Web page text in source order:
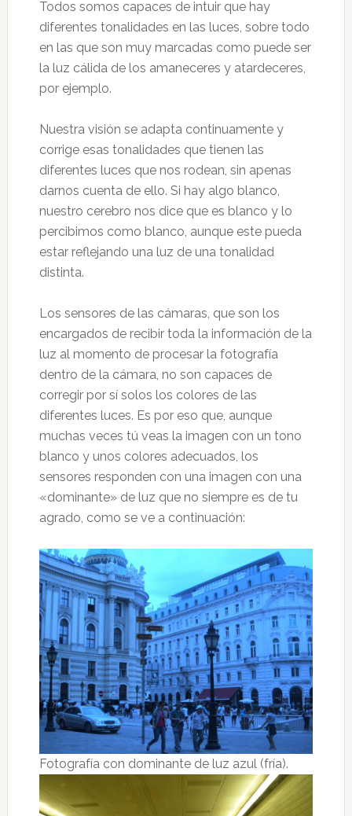
Todos somos capaces de intuir que hay
diferentes tonalidades en las luces, sobre todo
en las que son muy marcadas como puede ser
la luz cálida de los amaneceres y atardeceres,
por ejemplo.
Nuestra visión se adapta continuamente y
corrige esas tonalidades que tienen las
diferentes luces que nos rodean, sin apenas
darnos cuenta de ello. Si hay algo blanco,
nuestro cerebro nos dice que es blanco y lo
percibimos como blanco, aunque este pueda
estar reflejando una luz de una tonalidad
distinta.
Los sensores de las cámaras, que son los
encargados de recibir toda la información de la
luz al momento de procesar la fotografía
dentro de la cámara, no son capaces de
corregir por sí solos los colores de las
diferentes luces. Es por eso que, aunque
muchas veces tú veas la imagen con un tono
blanco y unos colores adecuados, los
sensores responden con una imagen con una
«dominante» de luz que no siempre es de tu
agrado, como se ve a continuación:
Fotografía con dominante de luz azul (fría).